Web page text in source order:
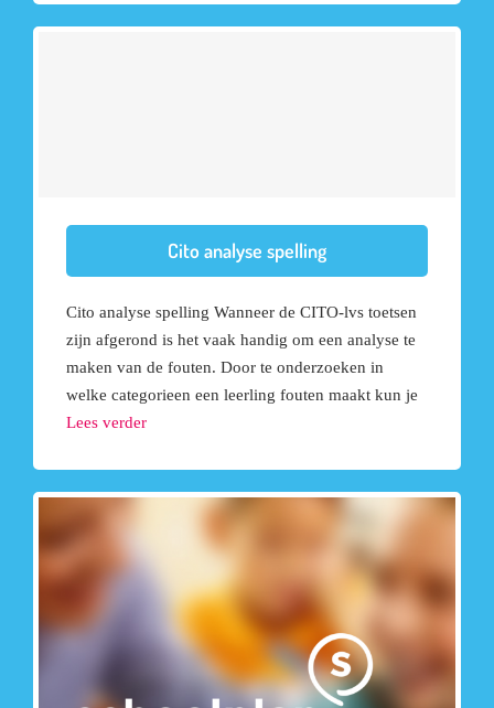
Cito analyse spelling
Cito analyse spelling Wanneer de CITO-lvs toetsen
zijn afgerond is het vaak handig om een analyse te
maken van de fouten. Door te onderzoeken in
welke categorieen een leerling fouten maakt kun je
Lees verder